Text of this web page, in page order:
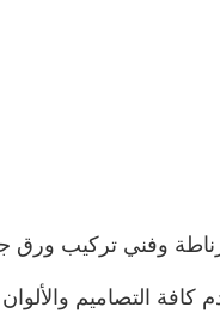
وفني تركيب ورق
كافة التصاميم